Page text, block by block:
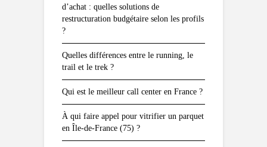
d’achat : quelles solutions de
restructuration budgétaire selon les profils
?
Quelles différences entre le running, le
trail et le trek ?
Qui est le meilleur call center en France ?
À qui faire appel pour vitrifier un parquet
en Île-de-France (75) ?